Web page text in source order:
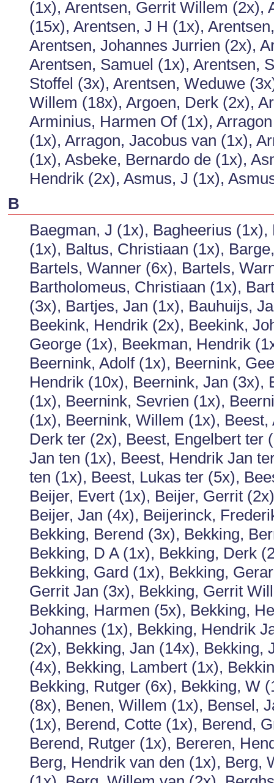
(1x), Arentsen, Gerrit Willem (2x),
(15x), Arentsen, J H (1x),
Arentsen, Johannes Jurrien (2x),
Arentsen, Samuel (1x), Arentsen,
Stoffel (3x), Arentsen, Weduwe
Willem (18x), Argoen, Derk (2x),
Arminius, Harmen Of (1x),
(1x), Arragon, Jacobus van (1x),
(1x), Asbeke, Bernardo de (1x),
Hendrik (2x), Asmus, J (1x),
B
Baegman, J (1x), Bagheerius
(1x), Baltus, Christiaan (1x),
Bartels, Wanner (6x), Bartels,
Bartholomeus, Christiaan (1x),
(3x), Bartjes, Jan (1x), Bauhuijs,
Beekink, Hendrik (2x), Beekink,
George (1x), Beekman, Hendrik
Beernink, Adolf (1x), Beernink,
Hendrik (10x), Beernink, Jan (3x),
(1x), Beernink, Sevrien (1x),
(1x), Beernink, Willem (1x),
Derk ter (2x), Beest, Engelbert ter
Jan ten (1x), Beest, Hendrik Jan
ten (1x), Beest, Lukas ter (5x),
Beijer, Evert (1x), Beijer, Gerrit
Beijer, Jan (4x), Beijerinck,
Bekking, Berend (3x), Bekking,
Bekking, D A (1x), Bekking, Derk
Bekking, Gard (1x), Bekking,
Gerrit Jan (3x), Bekking, Gerrit
Bekking, Harmen (5x), Bekking,
Johannes (1x), Bekking, Hendrik
(2x), Bekking, Jan (14x), Bekking,
(4x), Bekking, Lambert (1x),
Bekking, Rutger (6x), Bekking, W
(8x), Benen, Willem (1x), Bensel,
(1x), Berend, Cotte (1x), Berend,
Berend, Rutger (1x), Bereren,
Berg, Hendrik van den (1x), Berg,